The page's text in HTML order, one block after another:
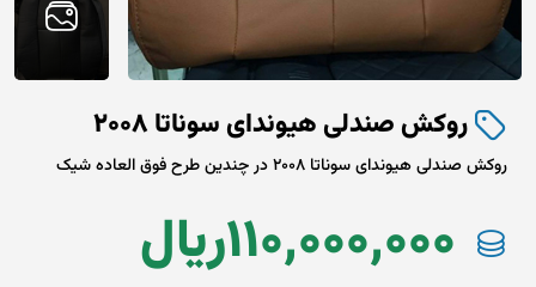
روکش صندلی هیوندای سوناتا 2008
روکش صندلی هیوندای سوناتا 2008 در چندین طرح فوق العاده شیک
ريال110,000,000